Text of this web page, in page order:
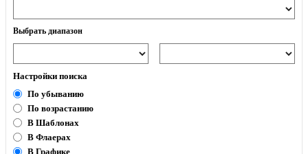
Выбрать диапазон
Настройки поиска
По убыванию
По возрастанию
В Шаблонах
В Флаерах
В Графике